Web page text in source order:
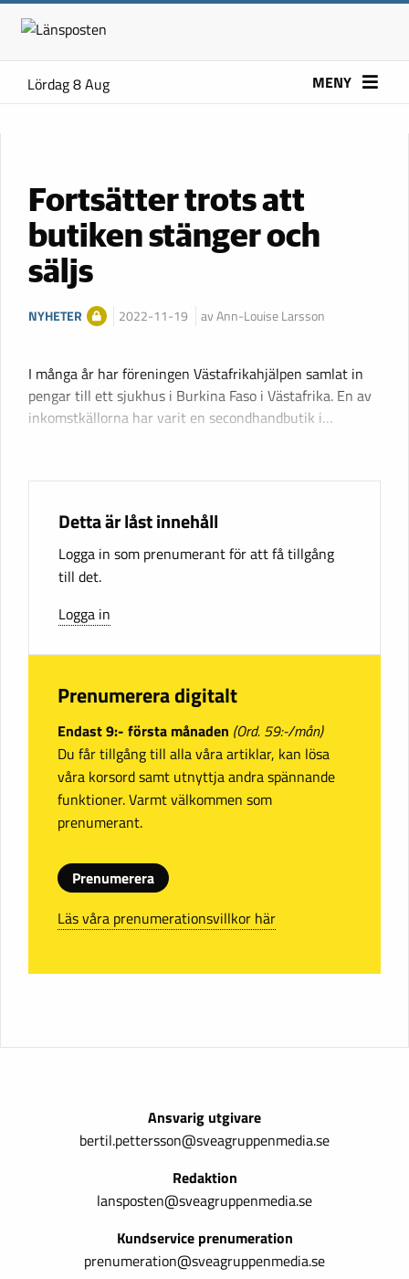
Lördag 8 Aug MENY
Fortsätter trots att
butiken stänger och
säljs
NYHETER 2022-11-19 av Ann-Louise Larsson
I många år har föreningen Västafrikahjälpen samlat in
pengar till ett sjukhus i Burkina Faso i Västafrika. En av
inkomstkällorna har varit en secondhandbutik i…
Detta är låst innehåll
Logga in som prenumerant för att få tillgång
till det.
Logga in
Prenumerera digitalt
Endast 9:- första månaden (Ord. 59:-/mån)
Du får tillgång till alla våra artiklar, kan lösa
våra korsord samt utnyttja andra spännande
funktioner. Varmt välkommen som
prenumerant.
Prenumerera
Läs våra prenumerationsvillkor här
Ansvarig utgivare
bertil.pettersson@sveagruppenmedia.se
Redaktion
lansposten@sveagruppenmedia.se
Kundservice prenumeration
prenumeration@sveagruppenmedia.se